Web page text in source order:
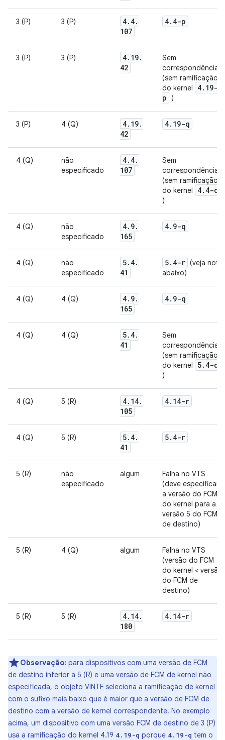
3 (P) 3 (P) 4. 4.
107
4. 4-p
3 (P) 3 (P) 4. 19.
42
Sem
correspondência
(sem ramificação
do kernel
4. 19-
p
)
3 (P) 4 (Q) 4. 19.
42
4. 19-q
4 (Q)
não
especificado
4. 4.
107
Sem
correspondência
(sem ramificação
do kernel
4. 4-q
)
4 (Q)
não
especificado
4. 9.
165
4. 9-q
4 (Q)
não
especificado
5. 4.
41
5. 4-r (veja nota
abaixo)
4 (Q) 4 (Q) 4. 9.
165
4. 9-q
4 (Q) 4 (Q) 5. 4.
41
Sem
correspondência
(sem ramificação
do kernel
5. 4-q
)
4 (Q) 5 (R) 4. 14.
105
4. 14-r
4 (Q) 5 (R) 5. 4.
41
5. 4-r
5 (R)
não
especificado
algum
Falha no VTS
(deve especificar
a versão do FCM
do kernel para a
versão 5 do FCM
de destino)
5 (R) 4 (Q) algum
Falha no VTS
(versão do FCM
do kernel < versão
do FCM de
destino)
5 (R) 5 (R) 4. 14.
180
4. 14-r
Observação: para dispositivos com uma versão de FCM
de destino inferior a 5 (R) e uma versão de FCM de kernel não
especificada, o objeto VINTF seleciona a ramificação de kernel
com o sufixo mais baixo que é maior que a versão de FCM de
destino com a versão de kernel correspondente. No exemplo
acima, um dispositivo com uma versão FCM de destino de 3 (P)
usa a ramificação do kernel 4.19 4.19-q porque 4.19-q tem o